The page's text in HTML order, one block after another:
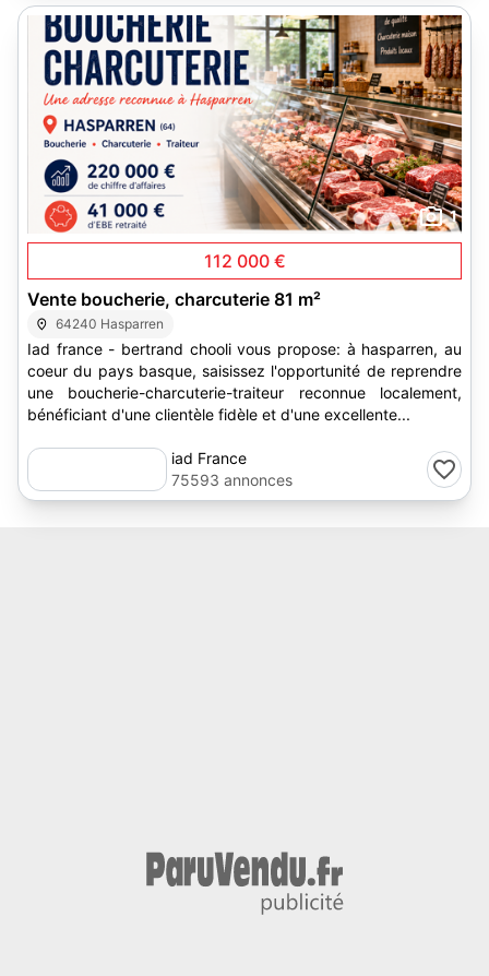
1
112 000 €
Vente boucherie, charcuterie 81 m²
64240 Hasparren
Iad france - bertrand chooli vous propose: à hasparren, au
coeur du pays basque, saisissez l'opportunité de reprendre
une boucherie-charcuterie-traiteur reconnue localement,
bénéficiant d'une clientèle fidèle et d'une excellente...
iad France
75593 annonces